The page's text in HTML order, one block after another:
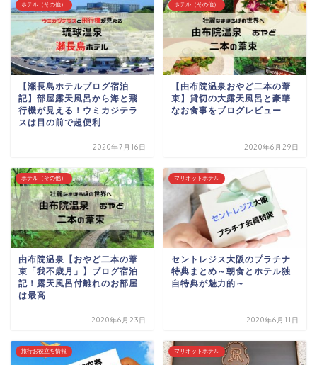
ホテル（その他）
【瀬長島ホテルブログ宿泊
記】部屋露天風呂から海と飛
行機が見える！ウミカジテラ
スは目の前で超便利
2020年7月16日
ホテル（その他）
【由布院温泉おやど二本の葦
束】貸切の大露天風呂と豪華
なお食事をブログレビュー
2020年6月29日
ホテル（その他）
由布院温泉【おやど二本の葦
束「我不歳月」】ブログ宿泊
記！露天風呂付離れのお部屋
は最高
2020年6月23日
マリオットホテル
セントレジス大阪のプラチナ
特典まとめ～朝食とホテル独
自特典が魅力的～
2020年6月11日
旅行お役立ち情報 マリオットホテル